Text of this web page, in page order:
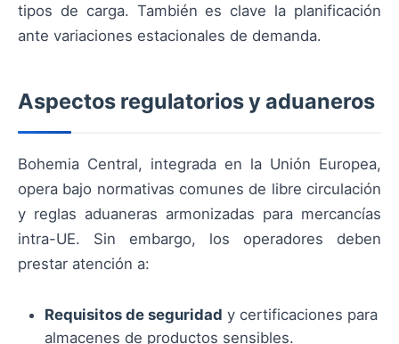
tipos de carga. También es clave la planificación
ante variaciones estacionales de demanda.
Aspectos regulatorios y aduaneros
Bohemia Central, integrada en la Unión Europea,
opera bajo normativas comunes de libre circulación
y reglas aduaneras armonizadas para mercancías
intra-UE. Sin embargo, los operadores deben
prestar atención a:
Requisitos de seguridad y certificaciones para
almacenes de productos sensibles.